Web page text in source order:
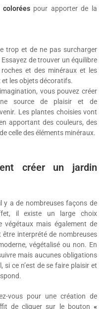
pour apporter de la
trop et de ne pas surcharger
de trouver un équilibre
et des minéraux et les
les objets décoratifs.
vous pouvez créer
source de plaisir et de
Les plantes choisies vont
apportant des couleurs, des
celle des éléments minéraux.
créer un jardin
y a de nombreuses façons de
il existe un large choix
végétaux mais également de
interprété de nombreuses
végétalisé ou non. En
mais aucunes obligations
si ce n’est de se faire plaisir et
vous pour une création de
de cliquer sur le bouton «